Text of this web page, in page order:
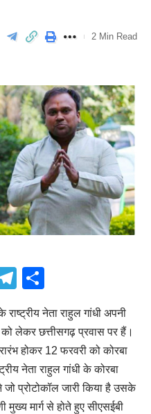
2 Min Read
Telegram
राष्ट्रीय नेता राहुल गांधी अपनी
को लेकर छत्तीसगढ़ प्रवास पर हैं।
होकर 12 फरवरी को कोरबा
नेता राहुल गांधी के कोरबा
प्रोटोकॉल जारी किया है उसके
मुख्य मार्ग से होते हुए सीएसईबी